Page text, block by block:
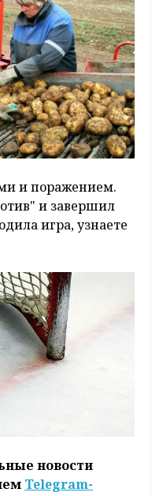
и поражением.
и завершил
игра, узнаете
новости
Telegram-